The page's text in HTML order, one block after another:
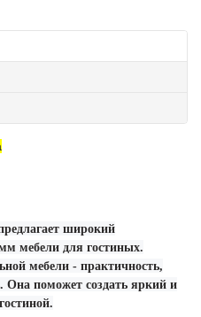
широкий
мебели для гостиных.
мебели - практичность,
Она поможет создать яркий и